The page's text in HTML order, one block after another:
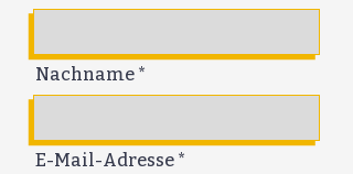
Nachname
E-Mail-Adresse